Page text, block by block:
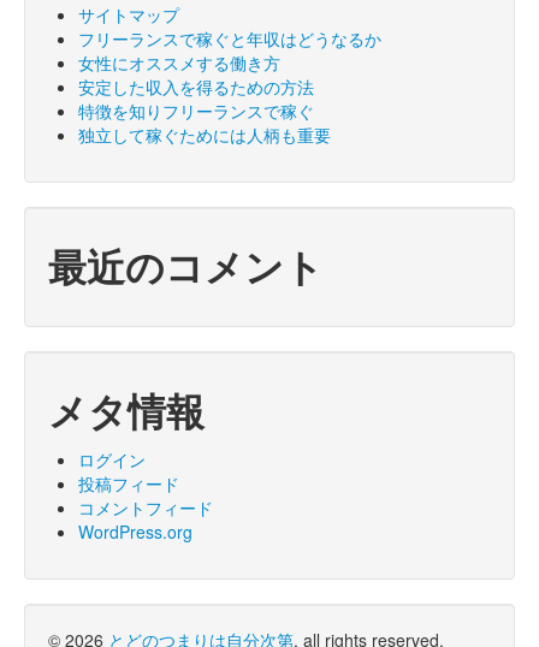
サイトマップ
フリーランスで稼ぐと年収はどうなるか
女性にオススメする働き方
安定した収入を得るための方法
特徴を知りフリーランスで稼ぐ
独立して稼ぐためには人柄も重要
最近のコメント
メタ情報
ログイン
投稿フィード
コメントフィード
WordPress.org
© 2026 とどのつまりは自分次第, all rights reserved.